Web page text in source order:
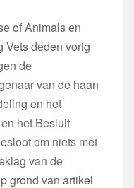
of Animals en
Vets deden vorig
de
van de haan
en het
het Besluit
om niets met
van de
grond van artikel